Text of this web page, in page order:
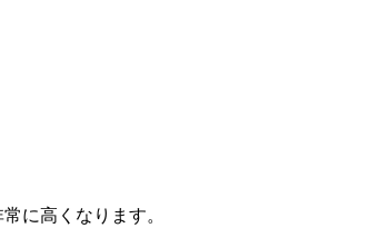
に高くなります。